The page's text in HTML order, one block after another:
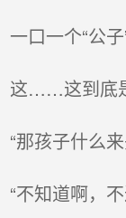
一口一个“公子
这……这到底
“那孩子什么
“不知道啊，